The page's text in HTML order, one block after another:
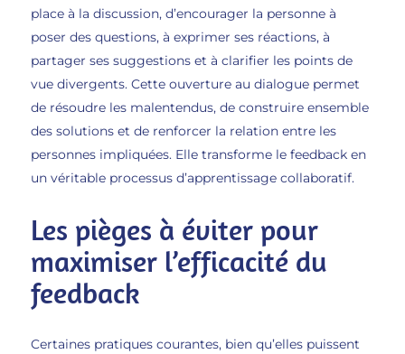
place à la discussion, d’encourager la personne à
poser des questions, à exprimer ses réactions, à
partager ses suggestions et à clarifier les points de
vue divergents. Cette ouverture au dialogue permet
de résoudre les malentendus, de construire ensemble
des solutions et de renforcer la relation entre les
personnes impliquées. Elle transforme le feedback en
un véritable processus d’apprentissage collaboratif.
Les pièges à éviter pour
maximiser l’efficacité du
feedback
Certaines pratiques courantes, bien qu’elles puissent